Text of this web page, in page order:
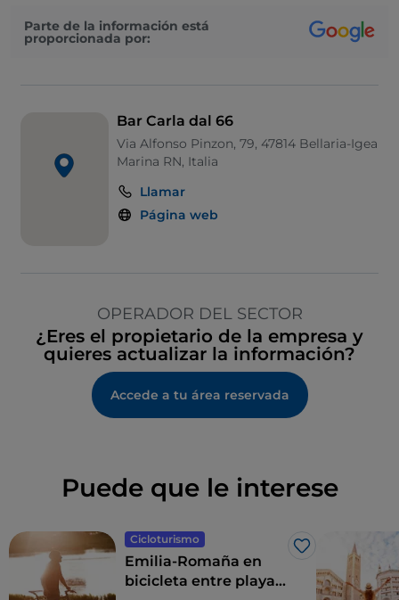
Parte de la información está
proporcionada por:
Bar Carla dal 66
Via Alfonso Pinzon, 79, 47814 Bellaria-Igea
Marina RN, Italia
Llamar
Página web
OPERADOR DEL SECTOR
¿Eres el propietario de la empresa y
quieres actualizar la información?
Accede a tu área reservada
Puede que le interese
Cicloturismo
Me gusta
Emilia-Romaña en
bicicleta entre playas,